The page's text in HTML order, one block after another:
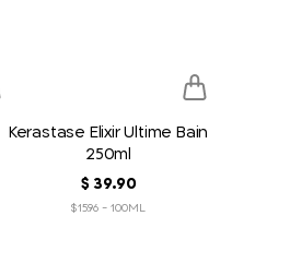
Kerastase Elixir Ultime Bain
250ml
39.90
‏
$
$15.96 - 100ML